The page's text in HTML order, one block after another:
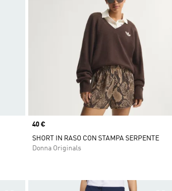
Price
40 €
SHORT IN RASO CON STAMPA SERPENTE
Donna Originals